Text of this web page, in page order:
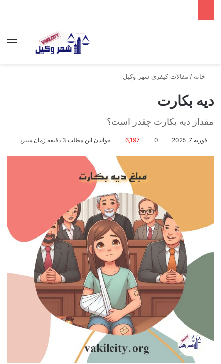
خانه / مقالات کیفری شهر وکیل
دیه بکارت
مقدار دیه بکارت چقدر است؟
فوریه 7, 2025 0
6,197 خواندن این مطلب 3 دقیقه زمان میبرد